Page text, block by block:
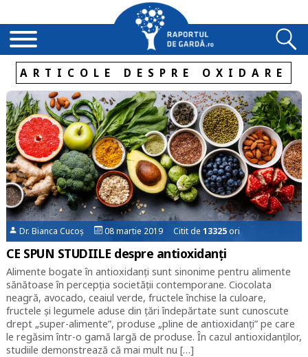
ARTICOLE DESPRE OXIDARE
Dr. Bianca Cucoș 08 martie 2019 Citit de13325ori
CE SPUN STUDIILE despre antioxidanți
Alimente bogate în antioxidanți sunt sinonime pentru alimente
sănătoase în percepția societății contemporane. Ciocolata
neagră, avocado, ceaiul verde, fructele închise la culoare,
fructele și legumele aduse din țări îndepărtate sunt cunoscute
drept „super-alimente”, produse „pline de antioxidanți” pe care
le regăsim într-o gamă largă de produse. În cazul antioxidanților,
studiile demonstrează că mai mult nu […]